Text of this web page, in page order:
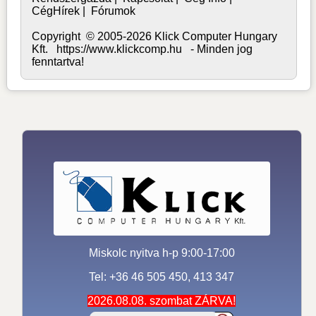
CégHírek
Fórumok
Copyright © 2005-2026 Klick Computer Hungary
Kft. https://www.klickcomp.hu - Minden jog
fenntartva!
Miskolc nyitva h-p 9:00-17:00
Tel: +36 46 505 450, 413 347
2026.08.08. szombat ZÁRVA!